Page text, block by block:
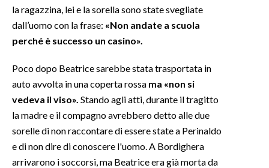
la ragazzina, lei e la sorella sono state svegliate
dall’uomo con la frase: «Non andate a scuola
perché è successo un casino».
Poco dopo Beatrice sarebbe stata trasportata in
auto avvolta in una coperta rossa ma «non si
vedeva il viso». Stando agli atti, durante il tragitto
la madre e il compagno avrebbero detto alle due
sorelle di non raccontare di essere state a Perinaldo
e di non dire di conoscere l'uomo. A Bordighera
arrivarono i soccorsi, ma Beatrice era già morta da